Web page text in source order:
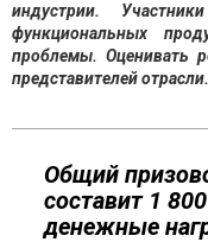
индустрии.
функциональных
проблемы. Оценивать
представителей отрасли.
Общий
составит 1
денежные